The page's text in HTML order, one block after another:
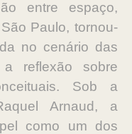
entre espaço,
Paulo, tornou-
no cenário das
reflexão sobre
Sob a
Arnaud, a
como um dos